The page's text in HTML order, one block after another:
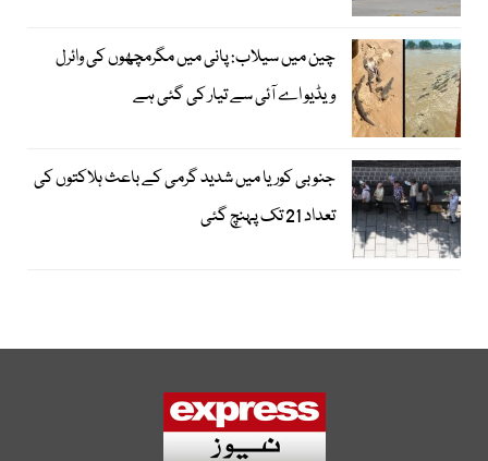
چین میں سیلاب: پانی میں مگرمچھوں کی وائرل
ویڈیو اے آئی سے تیار کی گئی ہے
جنوبی کوریا میں شدید گرمی کے باعث ہلاکتوں کی
تعداد 21 تک پہنچ گئی